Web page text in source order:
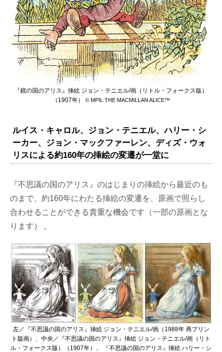
『鏡の国のアリス』挿絵 ジョン・テニエル/画（リトル・フォークス版）
（1907年） © MPIL THE MACMILLAN ALICE™
ルイス・キャロル、ジョン・テニエル、ハリー・シ
ーカー、ジョン・マックファーレン、ディズ・ウォ
リスによる約160年の挿絵の変遷が一堂に
『不思議の国のアリス』のはじまりの挿絵から最近のも
のまで、約160年にわたる挿絵の変遷を、原画で照らし
合わせることができる貴重な機会です（一部の原画とな
ります） 。
左／『不思議の国のアリス』挿絵 ジョン・テニエル/画（1988年 再プリン
ト版画）、中央／『不思議の国のアリス』挿絵 ジョン・テニエル/画（リト
ル・フォークス版）（1907年）、 『不思議の国のアリス』挿絵 ハリー・シ